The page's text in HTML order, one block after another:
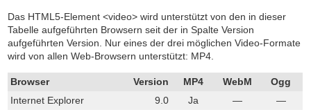
Das HTML5-Element <video> wird unterstützt von den in dieser
Tabelle aufgeführten Browsern seit der in Spalte Version
aufgeführten Version. Nur eines der drei möglichen Video-Formate
wird von allen Web-Browsern unterstützt: MP4.
Browser Version MP4 WebM
Ogg
Internet Explorer
9.0 Ja —
—